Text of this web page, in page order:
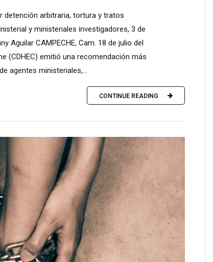
detención arbitraria, tortura y tratos
y ministeriales investigadores, 3 de
Aguilar CAMPECHE, Cam. 18 de julio del
(CDHEC) emitió una recomendación más
agentes ministeriales,...
CONTINUE READING